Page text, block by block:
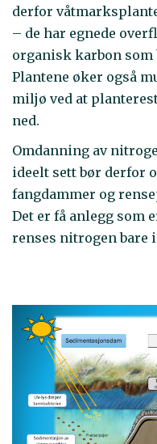
derfor
– de har egnede
organisk karbon
Plantene øker også
miljø ved at
ned.
Omdanning av
ideelt sett bør derfor
fangdammer og
Det er få anlegg som
renses nitrogen bare